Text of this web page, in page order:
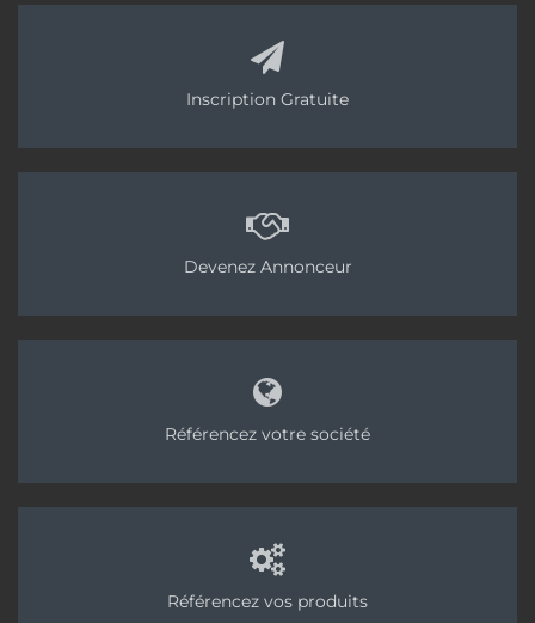
Inscription Gratuite
Devenez Annonceur
Référencez votre société
Référencez vos produits